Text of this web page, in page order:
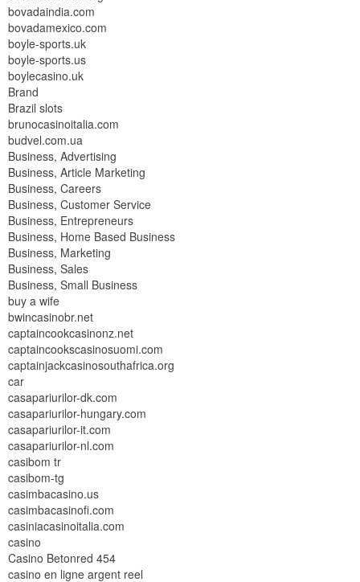
bovadaindia.com
bovadamexico.com
boyle-sports.uk
boyle-sports.us
boylecasino.uk
Brand
Brazil slots
brunocasinoitalia.com
budvel.com.ua
Business, Advertising
Business, Article Marketing
Business, Careers
Business, Customer Service
Business, Entrepreneurs
Business, Home Based Business
Business, Marketing
Business, Sales
Business, Small Business
buy a wife
bwincasinobr.net
captaincookcasinonz.net
captaincookscasinosuomi.com
captainjackcasinosouthafrica.org
car
casapariurilor-dk.com
casapariurilor-hungary.com
casapariurilor-it.com
casapariurilor-nl.com
casibom tr
casibom-tg
casimbacasino.us
casimbacasinofi.com
casiniacasinoitalia.com
casino
Casino Betonred 454
casino en ligne argent reel